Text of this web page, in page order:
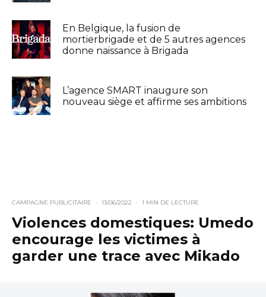
En Belgique, la fusion de
mortierbrigade et de 5 autres agences
donne naissance à Brigada
L’agence SMART inaugure son
nouveau siège et affirme ses ambitions
CAMPAGNE PUBLICITAIRE · 13/06/2022 · 1 MIN DE LECTURE
Violences domestiques: Umedo
encourage les victimes à
garder une trace avec Mikado